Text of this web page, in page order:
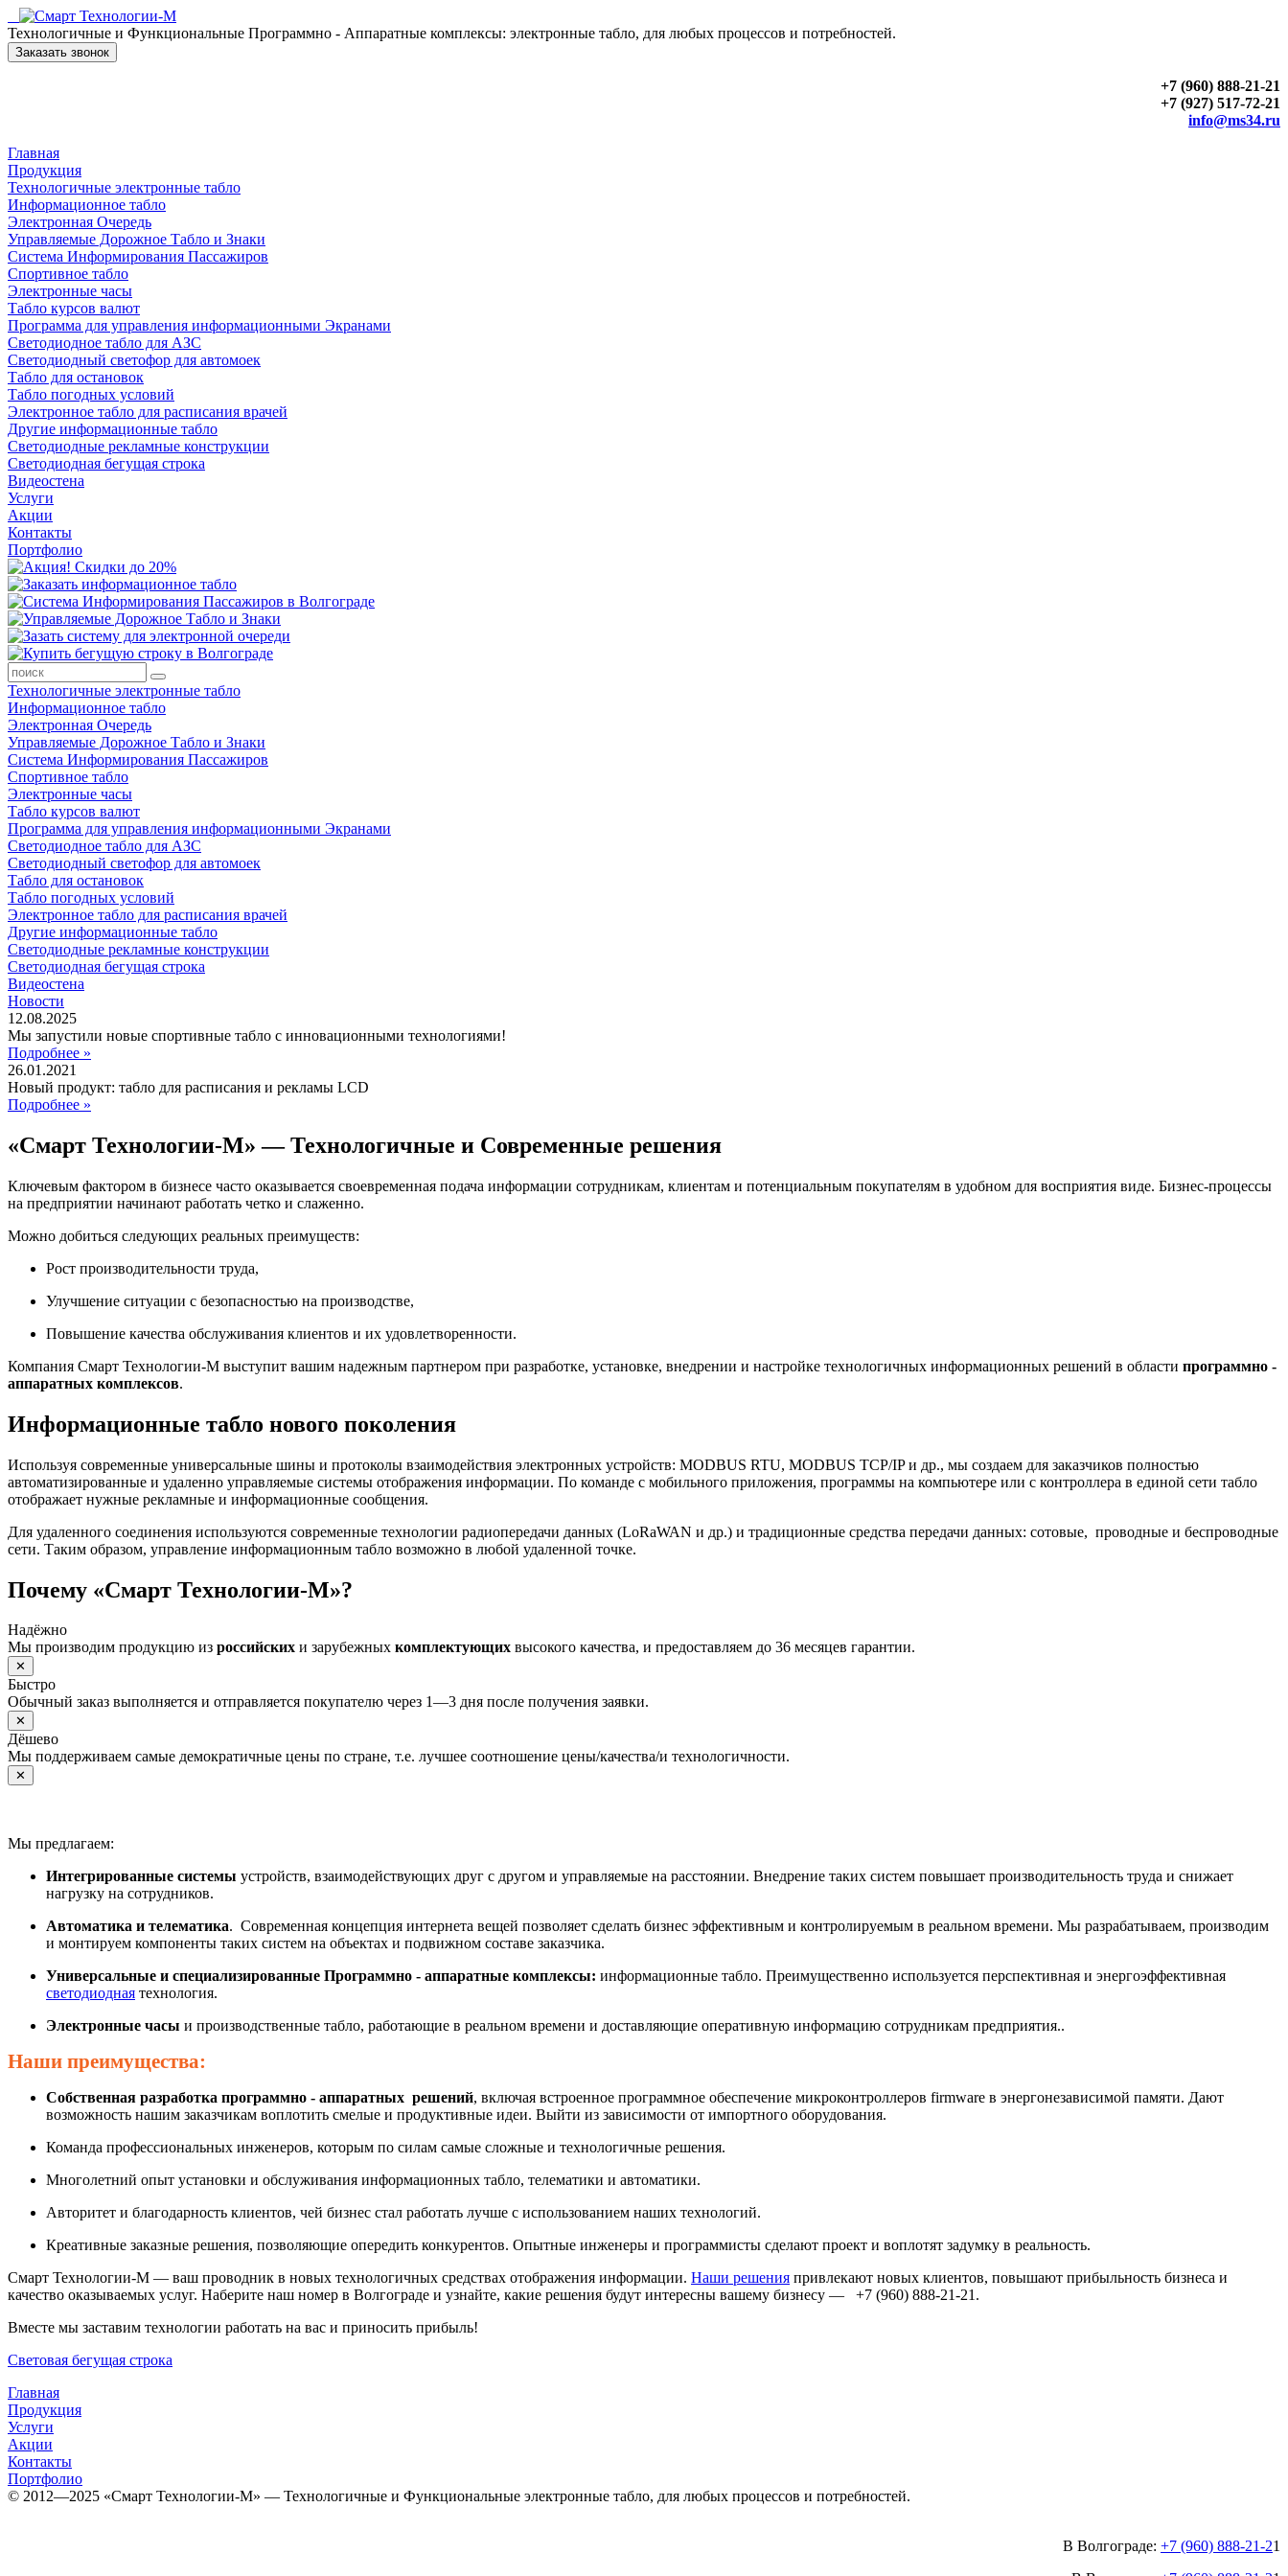
Технологичные и Функциональные Программно - Аппаратные комплексы: электронные табло, для любых процессов и потребностей.
Заказать звонок
+7 (960) 888-21-21
+7 (927) 517-72-21
info@ms34.ru
Главная
Продукция
Технологичные электронные табло
Информационное табло
Электронная Очередь
Управляемые Дорожное Табло и Знаки
Система Информирования Пассажиров
Спортивное табло
Электронные часы
Табло курсов валют
Программа для управления информационными Экранами
Светодиодное табло для АЗС
Светодиодный светофор для автомоек
Табло для остановок
Табло погодных условий
Электронное табло для расписания врачей
Другие информационные табло
Светодиодные рекламные конструкции
Светодиодная бегущая строка
Видеостена
Услуги
Акции
Контакты
Портфолио
Технологичные электронные табло
Информационное табло
Электронная Очередь
Управляемые Дорожное Табло и Знаки
Система Информирования Пассажиров
Спортивное табло
Электронные часы
Табло курсов валют
Программа для управления информационными Экранами
Светодиодное табло для АЗС
Светодиодный светофор для автомоек
Табло для остановок
Табло погодных условий
Электронное табло для расписания врачей
Другие информационные табло
Светодиодные рекламные конструкции
Светодиодная бегущая строка
Видеостена
Новости
12.08.2025
Мы запустили новые спортивные табло с инновационными технологиями!
Подробнее »
26.01.2021
Новый продукт: табло для расписания и рекламы LCD
Подробнее »
«Смарт Технологии-М» — Технологичные и Современные решения
Ключевым фактором в бизнесе часто оказывается своевременная подача информации сотрудникам, клиентам и потенциальным покупателям в удобном для восприятия виде. Бизнес-процессы
на предприятии начинают работать четко и слаженно.
Можно добиться следующих реальных преимуществ:
Рост производительности труда,
Улучшение ситуации с безопасностью на производстве,
Повышение качества обслуживания клиентов и их удовлетворенности.
Компания Смарт Технологии-М выступит вашим надежным партнером при разработке, установке, внедрении и настройке технологичных информационных решений в области программно -
аппаратных комплексов.
Информационные табло нового поколения
Используя современные универсальные шины и протоколы взаимодействия электронных устройств: MODBUS RTU, MODBUS TCP/IP и др., мы создаем для заказчиков полностью
автоматизированные и удаленно управляемые системы отображения информации. По команде с мобильного приложения, программы на компьютере или с контроллера в единой сети табло
отображает нужные рекламные и информационные сообщения.
Для удаленного соединения используются современные технологии радиопередачи данных (LoRaWAN и др.) и традиционные средства передачи данных: сотовые, проводные и беспроводные
сети. Таким образом, управление информационным табло возможно в любой удаленной точке.
Почему «Смарт Технологии-М»?
Надёжно
Мы производим продукцию из российских и зарубежных комплектующих высокого качества, и предоставляем до 36 месяцев гарантии.
✕
Быстро
Обычный заказ выполняется и отправляется покупателю через 1—3 дня после получения заявки.
✕
Дёшево
Мы поддерживаем самые демократичные цены по стране, т.е. лучшее соотношение цены/качества/и технологичности.
✕
Мы предлагаем:
Интегрированные системы устройств, взаимодействующих друг с другом и управляемые на расстоянии. Внедрение таких систем повышает производительность труда и снижает
нагрузку на сотрудников.
Автоматика и телематика. Современная концепция интернета вещей позволяет сделать бизнес эффективным и контролируемым в реальном времени. Мы разрабатываем, производим
и монтируем компоненты таких систем на объектах и подвижном составе заказчика.
Универсальные и специализированные Программно - аппаратные комплексы: информационные табло. Преимущественно используется перспективная и энергоэффективная
светодиодная технология.
Электронные часы и производственные табло, работающие в реальном времени и доставляющие оперативную информацию сотрудникам предприятия..
Наши преимущества:
Собственная разработка программно - аппаратных решений, включая встроенное программное обеспечение микроконтроллеров firmware в энергонезависимой памяти. Дают
возможность нашим заказчикам воплотить смелые и продуктивные идеи. Выйти из зависимости от импортного оборудования.
Команда профессиональных инженеров, которым по силам самые сложные и технологичные решения.
Многолетний опыт установки и обслуживания информационных табло, телематики и автоматики.
Авторитет и благодарность клиентов, чей бизнес стал работать лучше с использованием наших технологий.
Креативные заказные решения, позволяющие опередить конкурентов. Опытные инженеры и программисты сделают проект и воплотят задумку в реальность.
Смарт Технологии-М — ваш проводник в новых технологичных средствах отображения информации. Наши решения привлекают новых клиентов, повышают прибыльность бизнеса и
качество оказываемых услуг. Наберите наш номер в Волгограде и узнайте, какие решения будут интересны вашему бизнесу — +7 (960) 888-21-21.
Вместе мы заставим технологии работать на вас и приносить прибыль!
Световая бегущая строка
Главная
Продукция
Услуги
Акции
Контакты
Портфолио
© 2012­­­—2025 «Смарт Технологии-М» — Технологичные и Функциональные электронные табло, для любых процессов и потребностей.
В Волгограде: +7 (960) 888-21-21